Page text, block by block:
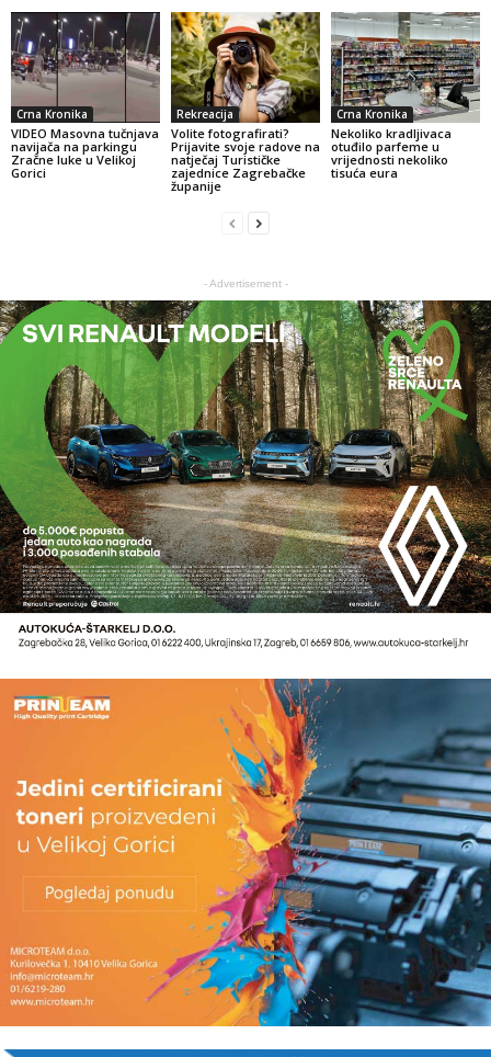
Crna Kronika
VIDEO Masovna tučnjava
navijača na parkingu
Zračne luke u Velikoj
Gorici
Rekreacija
Volite fotografirati?
Prijavite svoje radove na
natječaj Turističke
zajednice Zagrebačke
županije
Crna Kronika
Nekoliko kradljivaca
otuđilo parfeme u
vrijednosti nekoliko
tisuća eura
- Advertisement -